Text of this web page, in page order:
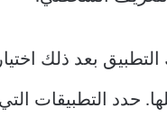
بعد ذلك
حدد التطبيقات